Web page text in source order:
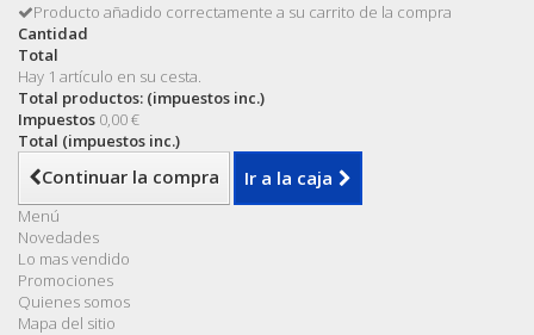
Producto añadido correctamente a su carrito de la compra
Cantidad
Total
Hay 1 artículo en su cesta.
Total productos: (impuestos inc.)
Impuestos 0,00 €
Total (impuestos inc.)
Continuar la compra Ir a la caja
Menú
Novedades
Lo mas vendido
Promociones
Quienes somos
Mapa del sitio